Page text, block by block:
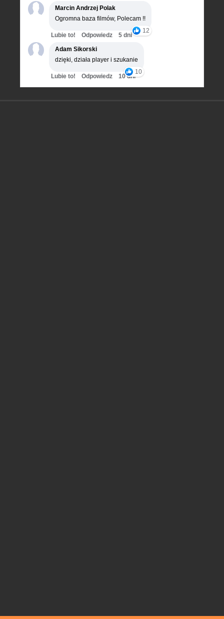
Marcin Andrzej Polak
Ogromna baza filmów, Polecam !!
12
Lubie to! Odpowiedz
5 dni
Adam Sikorski
dzięki, działa player i szukanie
10
Lubie to! Odpowiedz 10 dni